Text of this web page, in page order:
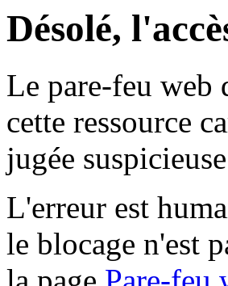
Désolé,
Le pare-feu web
cette ressource
jugée
L'erreur est
le blocage n'est